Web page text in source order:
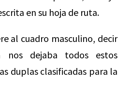
en su hoja de ruta.
al cuadro masculino, decir
nos dejaba todos estos
duplas clasificadas para la